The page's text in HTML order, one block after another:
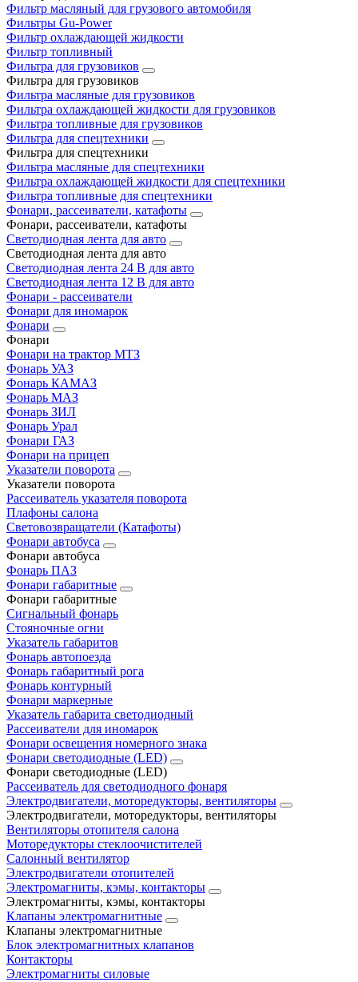
Фильтр масляный для грузового автомобиля
Фильтры Gu-Power
Фильтр охлаждающей жидкости
Фильтр топливный
Фильтра для грузовиков
Фильтра для грузовиков
Фильтра масляные для грузовиков
Фильтра охлаждающей жидкости для грузовиков
Фильтра топливные для грузовиков
Фильтра для спецтехники
Фильтра для спецтехники
Фильтра масляные для спецтехники
Фильтра охлаждающей жидкости для спецтехники
Фильтра топливные для спецтехники
Фонари, рассеиватели, катафоты
Фонари, рассеиватели, катафоты
Светодиодная лента для авто
Светодиодная лента для авто
Светодиодная лента 24 В для авто
Светодиодная лента 12 В для авто
Фонари - рассеиватели
Фонари для иномарок
Фонари
Фонари
Фонари на трактор МТЗ
Фонарь УАЗ
Фонарь КАМАЗ
Фонарь МАЗ
Фонарь ЗИЛ
Фонарь Урал
Фонари ГАЗ
Фонари на прицеп
Указатели поворота
Указатели поворота
Рассеиватель указателя поворота
Плафоны салона
Световозвращатели (Катафоты)
Фонари автобуса
Фонари автобуса
Фонарь ПАЗ
Фонари габаритные
Фонари габаритные
Сигнальный фонарь
Стояночные огни
Указатель габаритов
Фонарь автопоезда
Фонарь габаритный рога
Фонарь контурный
Фонари маркерные
Указатель габарита светодиодный
Рассеиватели для иномарок
Фонари освещения номерного знака
Фонари светодиодные (LED)
Фонари светодиодные (LED)
Рассеиватель для светодиодного фонаря
Электродвигатели, моторедукторы, вентиляторы
Электродвигатели, моторедукторы, вентиляторы
Вентиляторы отопителя салона
Моторедукторы стеклоочистителей
Салонный вентилятор
Электродвигатели отопителей
Электромагниты, кэмы, контакторы
Электромагниты, кэмы, контакторы
Клапаны электромагнитные
Клапаны электромагнитные
Блок электромагнитных клапанов
Контакторы
Электромагниты силовые